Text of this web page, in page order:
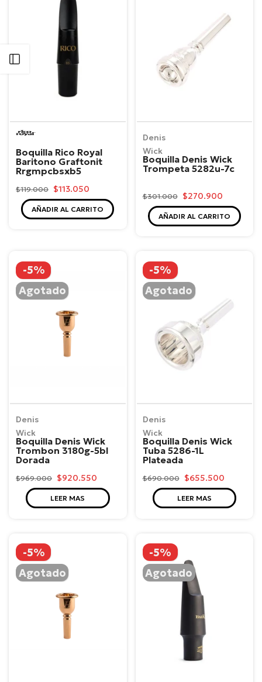
Abrir barra lateral
Boquilla Rico Royal
Baritono Graftonit
Rrgmpcbsxb5
$119.000 $113.050
AÑADIR AL CARRITO
Denis
Wick
Boquilla Denis Wick
Trompeta 5282u-7c
$301.000 $270.900
AÑADIR AL CARRITO
-5%
Agotado
Denis
Wick
Boquilla Denis Wick
Trombon 3180g-5bl
Dorada
$969.000 $920.550
LEER MAS
-5%
Agotado
Denis
Wick
Boquilla Denis Wick
Tuba 5286-1L
Plateada
$690.000 $655.500
LEER MAS
-5%
Agotado
-5%
Agotado